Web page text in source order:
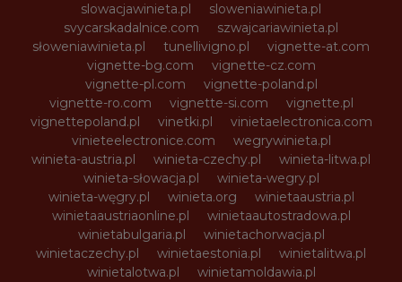
slowacjawinieta.pl
sloweniawinieta.pl
svycarskadalnice.com
szwajcariawinieta.pl
słoweniawinieta.pl
tunellivigno.pl
vignette-at.com
vignette-bg.com
vignette-cz.com
vignette-pl.com
vignette-poland.pl
vignette-ro.com
vignette-si.com
vignette.pl
vignettepoland.pl
vinetki.pl
vinietaelectronica.com
vinieteelectronice.com
wegrywinieta.pl
winieta-austria.pl
winieta-czechy.pl
winieta-litwa.pl
winieta-słowacja.pl
winieta-wegry.pl
winieta-węgry.pl
winieta.org
winietaaustria.pl
winietaaustriaonline.pl
winietaautostradowa.pl
winietabulgaria.pl
winietachorwacja.pl
winietaczechy.pl
winietaestonia.pl
winietalitwa.pl
winietalotwa.pl
winietamoldawia.pl